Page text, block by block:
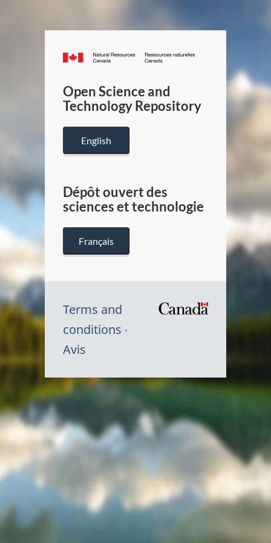
Canada.ca
/
Canada
Open Science and
Technology Repository
English
Dépôt ouvert des
sciences et technologie
Français
Terms and
conditions
Avis
Symbole
du